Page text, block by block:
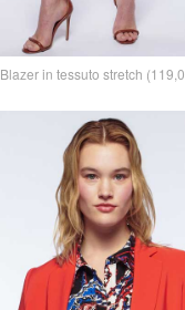
Blazer in tessuto stretch